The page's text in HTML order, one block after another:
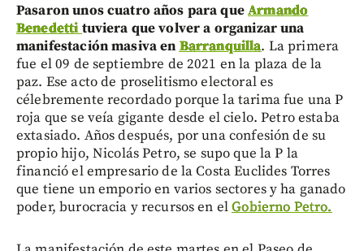
Pasaron unos cuatro años para queArmando
Benedetti tuviera que volver a organizar una
manifestación masiva en Barranquilla. La primera
fue el 09 de septiembre de 2021 en la plaza de la
paz. Ese acto de proselitismo electoral es
célebremente recordado porque la tarima fue una P
roja que se veía gigante desde el cielo. Petro estaba
extasiado. Años después, por una confesión de su
propio hijo, Nicolás Petro, se supo que la P la
financió el empresario de la Costa Euclides Torres
que tiene un emporio en varios sectores y ha ganado
poder, burocracia y recursos en elGobierno Petro.